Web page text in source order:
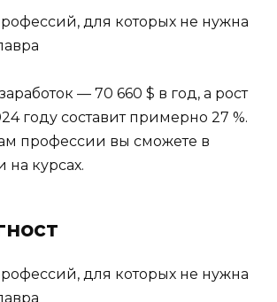
— 70 660 $ в год, а рост
году составит примерно 27 %.
профессии вы сможете в
курсах.